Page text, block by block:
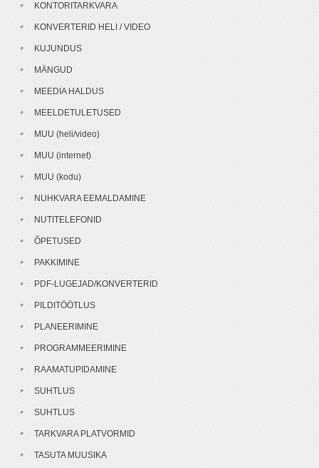
KONTORITARKVARA
KONVERTERID HELI / VIDEO
KUJUNDUS
MÄNGUD
MEEDIA HALDUS
MEELDETULETUSED
MUU (heli/video)
MUU (internet)
MUU (kodu)
NUHKVARA EEMALDAMINE
NUTITELEFONID
ÕPETUSED
PAKKIMINE
PDF-LUGEJAD/KONVERTERID
PILDITÖÖTLUS
PLANEERIMINE
PROGRAMMEERIMINE
RAAMATUPIDAMINE
SUHTLUS
SUHTLUS
TARKVARA PLATVORMID
TASUTA MUUSIKA